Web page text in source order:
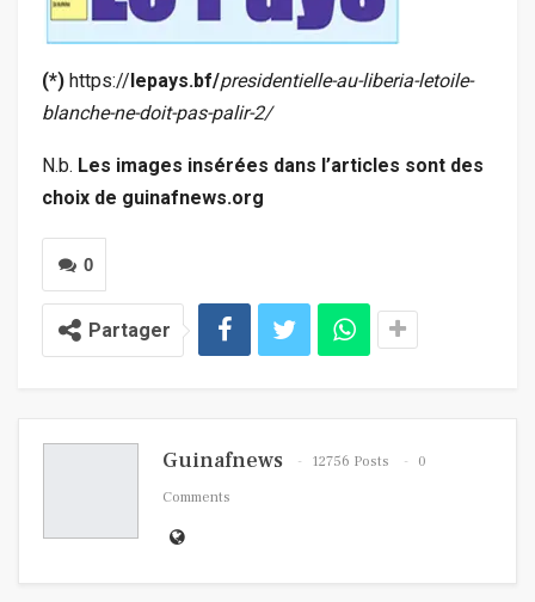
(*) https:// lepays.bf/presidentielle-au-liberia-letoile-
blanche-ne-doit-pas-palir-2/
N.b. Les images insérées dans l’articles sont des
choix de guinafnews.org
0
Partager
Guinafnews 12756 Posts
0
Comments